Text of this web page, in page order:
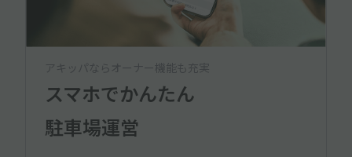
アキッパならオーナー機能も充実
スマホでかんたん
駐車場運営